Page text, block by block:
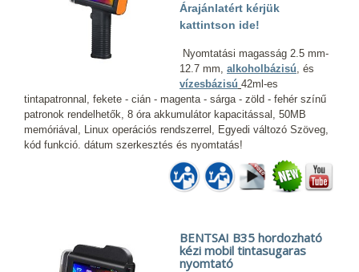
Árajánlatért kérjük
kattintson ide!
Nyomtatási magasság 2.5 mm-
12.7 mm, alkoholbázisú , és
vízesbázisú 42ml-es
tintapatronnal, fekete - cián - magenta - sárga - zöld - fehér színű
patronok rendelhetők, 8 óra akkumulátor kapacitással, 50MB
memóriával, Linux operációs rendszerrel, Egyedi változó Szöveg,
kód funkció. dátum szerkesztés és nyomtatás!
BENTSAI B35 hordozható
kézi mobil tintasugaras
nyomtató